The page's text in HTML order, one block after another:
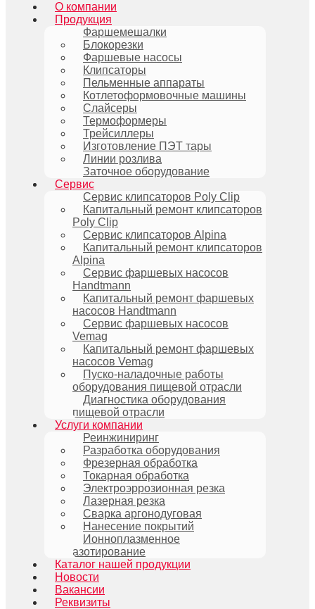
О компании
Продукция
Фаршемешалки
Блокорезки
Фаршевые насосы
Клипсаторы
Пельменные аппараты
Котлетоформовочные машины
Слайсеры
Термоформеры
Трейсиллеры
Изготовление ПЭТ тары
Линии розлива
Заточное оборудование
Сервис
Сервис клипсаторов Poly Clip
Капитальный ремонт клипсаторов
Poly Clip
Сервис клипсаторов Alpina
Капитальный ремонт клипсаторов
Alpina
Сервис фаршевых насосов
Handtmann
Капитальный ремонт фаршевых
насосов Handtmann
Сервис фаршевых насосов
Vemag
Капитальный ремонт фаршевых
насосов Vemag
Пуско-наладочные работы
оборудования пищевой отрасли
Диагностика оборудования
пищевой отрасли
Услуги компании
Реинжиниринг
Разработка оборудования
Фрезерная обработка
Токарная обработка
Электроэррозионная резка
Лазерная резка
Сварка аргонодуговая
Нанесение покрытий
Ионноплазменное
азотирование
Каталог нашей продукции
Новости
Вакансии
Реквизиты